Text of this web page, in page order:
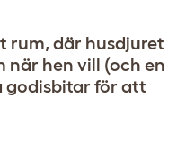
rum, där husdjuret
hen vill (och en
godisbitar för att